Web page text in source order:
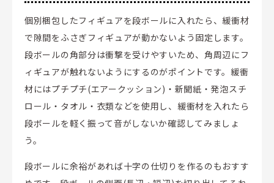
個別梱包したフィギュアを段ボールに入れたら、緩衝材
で隙間をふさぎフィギュアが動かないよう固定します。
段ボールの角部分は衝撃を受けやすいため、角周辺にフ
ィギュアが触れないようにするのがポイントです。緩衝
材にはプチプチ(エアークッション)・新聞紙・発泡スチ
ロール・タオル・衣類などを使用し、緩衝材を入れたら
段ボールを軽く振って音がしないか確認してみましょ
う。
段ボールに余裕があれば十字の仕切りを作るのもおすす